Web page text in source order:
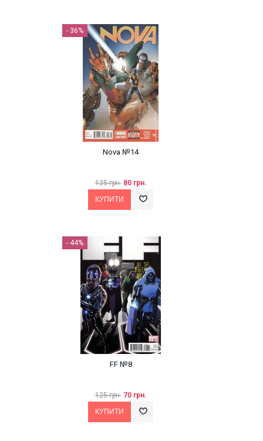
- 36%
Nova №14
125 грн. 80 грн.
- 44%
FF №8
125 грн. 70 грн.